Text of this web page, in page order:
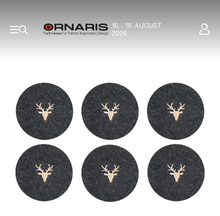
16. - 18. AUGUST
2026